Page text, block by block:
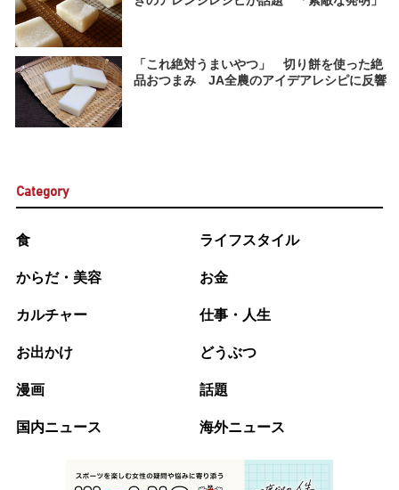
「これ絶対うまいやつ」 切り餅を使った絶
品おつまみ JA全農のアイデアレシピに反響
Category
食 ライフスタイル
からだ・美容 お金
カルチャー 仕事・人生
お出かけ どうぶつ
漫画 話題
国内ニュース 海外ニュース